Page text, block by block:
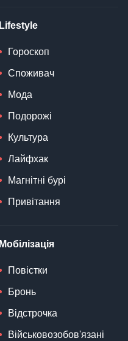
Lifestyle
Гороскоп
Споживач
Мода
Подорожі
Культура
Лайфхак
Магнітні бурі
Привітання
Мобілізація
Повістки
Бронь
Відстрочка
Військовозобов'язані